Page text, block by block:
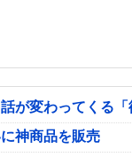
が変わってくる
神商品を販売